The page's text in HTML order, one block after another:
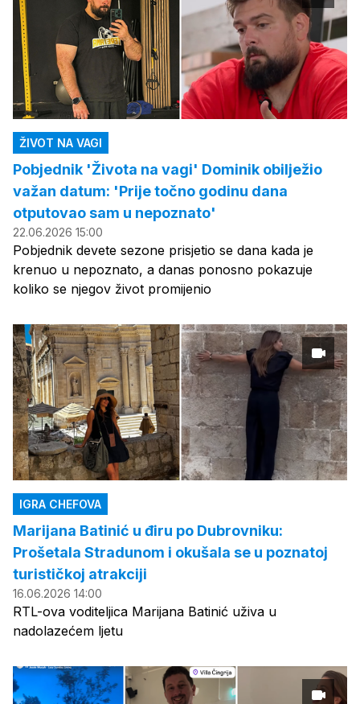
ŽIVOT NA VAGI
Pobjednik 'Života na vagi' Dominik obilježio
važan datum: 'Prije točno godinu dana
otputovao sam u nepoznato'
22.06.2026 15:00
Pobjednik devete sezone prisjetio se dana kada je
krenuo u nepoznato, a danas ponosno pokazuje
koliko se njegov život promijenio
IGRA CHEFOVA
Marijana Batinić u điru po Dubrovniku:
Prošetala Stradunom i okušala se u poznatoj
turističkoj atrakciji
16.06.2026 14:00
RTL-ova voditeljica Marijana Batinić uživa u
nadolazećem ljetu